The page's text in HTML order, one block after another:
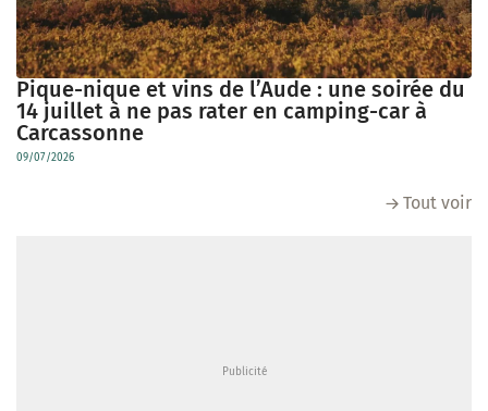
Pique-nique et vins de l’Aude : une soirée du
14 juillet à ne pas rater en camping-car à
Carcassonne
09/07/2026
Tout voir